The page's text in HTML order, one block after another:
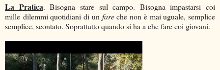
La Pratica. Bisogna stare sul campo. Bisogna impastarsi coi
mille dilemmi quotidiani di un fareche non è mai uguale, semplice
semplice, scontato. Soprattutto quando si ha a che fare coi giovani.